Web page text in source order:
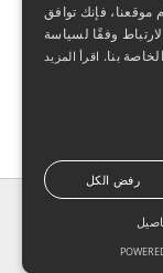
موقعنا، فإنك توافق
وفقًا لسياسة
بنا. اقرأ المزيد
رفض الكل